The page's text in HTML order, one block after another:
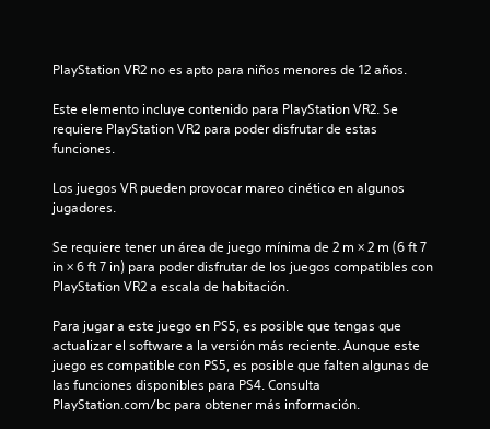
c
o
n
d
j
u
a
i
n
e
e
c
t
o
m
p
l
o
e
x
p
r
i
e
n
c
PlayStation VR2 no es apto para niños menores de 12 años.
Este elemento incluye contenido para PlayStation VR2. Se
requiere PlayStation VR2 para poder disfrutar de estas
funciones.
Los juegos VR pueden provocar mareo cinético en algunos
jugadores.
Se requiere tener un área de juego mínima de 2 m × 2 m (6 ft 7
in × 6 ft 7 in) para poder disfrutar de los juegos compatibles con
PlayStation VR2 a escala de habitación.
Para jugar a este juego en PS5, es posible que tengas que
actualizar el software a la versión más reciente. Aunque este
juego es compatible con PS5, es posible que falten algunas de
las funciones disponibles para PS4. Consulta
PlayStation.com/bc para obtener más información.